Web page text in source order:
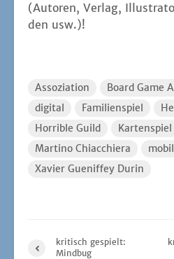
(Autoren, Ver­lag,
den usw.)!
Assoziation Board Game
digital
Familienspiel
Horrible Guild
Kartenspiel
Martino Chiacchiera
mobil
Xavier Gueniffey Durin
kritisch gespielt:
Mindbug